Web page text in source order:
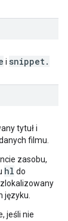
,
string
,
i snippet.
tytuł i
filmu.
zasobu,
hl do
jeśli nie